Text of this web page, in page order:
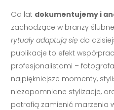
Od lat dokumentujemy i
zachodzące w branży
rytuały adaptują się do
publikacje to efekt
profesjonalistami –
najpiękniejsze momenty,
niezapomniane stylizacje,
potrafią zamienić marzenia